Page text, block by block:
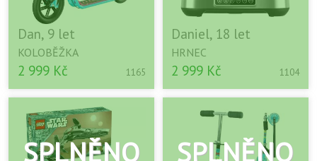
Dan, 9 let
KOLOBĚŽKA
2 999 Kč 1165
Daniel, 18 let
HRNEC
2 999 Kč 1104